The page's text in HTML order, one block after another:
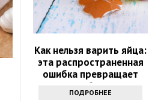
Как нельзя варить яйца:
эта распространенная
ошибка превращает
полезное блюдо в яд
ПОДРОБНЕЕ